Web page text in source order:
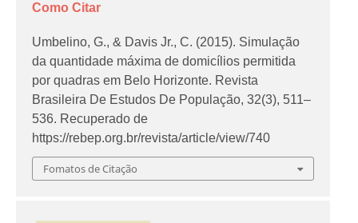
Como Citar
Umbelino, G., & Davis Jr., C. (2015). Simulação
da quantidade máxima de domicílios permitida
por quadras em Belo Horizonte. Revista
Brasileira De Estudos De População,32(3), 511–
536. Recuperado de
https://rebep.org.br/revista/article/view/740
Fomatos de Citação